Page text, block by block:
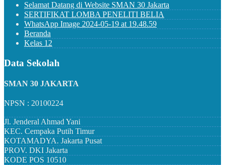
Selamat Datang di Website SMAN 30 Jakarta
SERTIFIKAT LOMBA PENELITI BELIA
WhatsApp Image 2024-05-19 at 19.48.59
Beranda
Kelas 12
Data Sekolah
SMAN 30 JAKARTA
NPSN : 20100224
Jl. Jenderal Ahmad Yani
KEC. Cempaka Putih Timur
KOTAMADYA. Jakarta Pusat
PROV. DKI Jakarta
KODE POS 10510